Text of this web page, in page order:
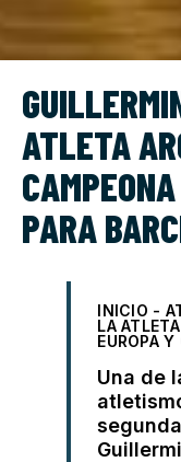
ATLETA
PARA
INICIO -
LA
EUROPA Y
Una de